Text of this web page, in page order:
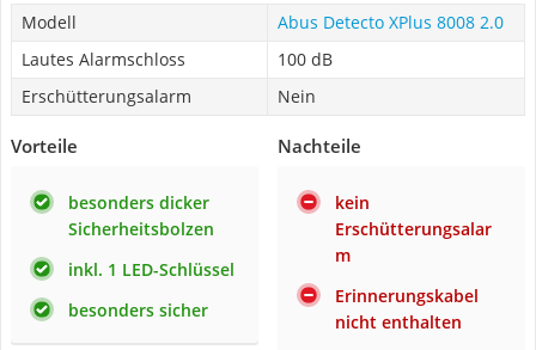
Modell
Abus Detecto XPlus 8008 2.0
Lautes Alarmschloss
100 dB
Erschütterungsalarm
Nein
Vorteile
besonders dicker
Sicherheitsbolzen
inkl. 1 LED-Schlüssel
besonders sicher
Nachteile
kein
Erschütterungsalar
m
Erinnerungskabel
nicht enthalten